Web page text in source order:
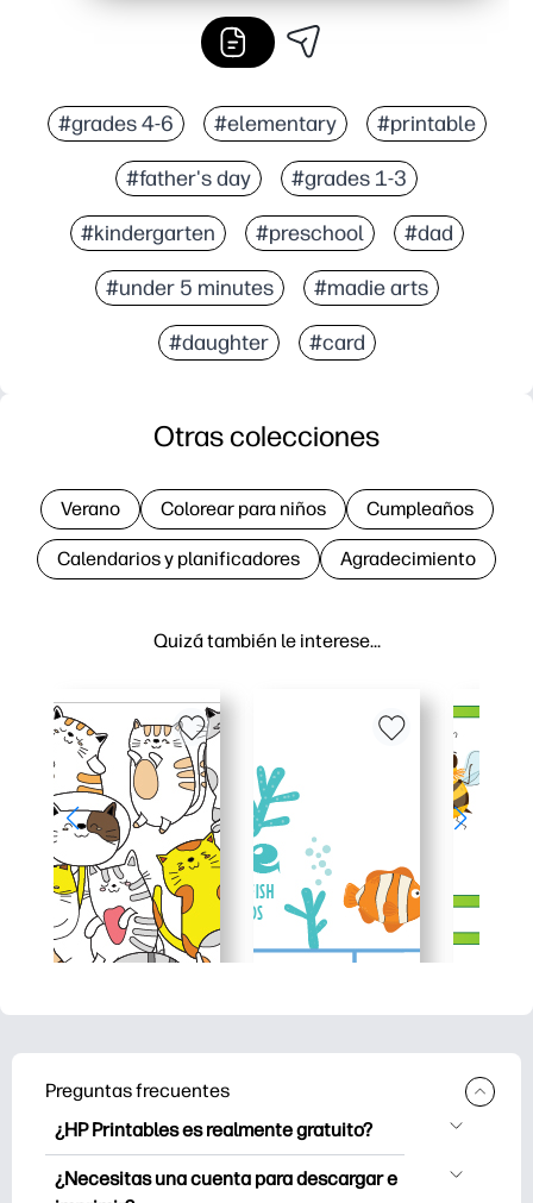
#grades 4-6 #elementary #printable
#father's day #grades 1-3
#kindergarten #preschool #dad
#under 5 minutes #madie arts
#daughter #card
Quizá también le interese…
Otras colecciones
Verano Colorear para niños Cumpleaños
Calendarios y planificadores Agradecimiento
Preguntas frecuentes
¿HP Printables es realmente gratuito?
HP Printables ofrece más de 2500
imprimibles gratuitos para descargar e
¿Necesitas una cuenta para descargar e